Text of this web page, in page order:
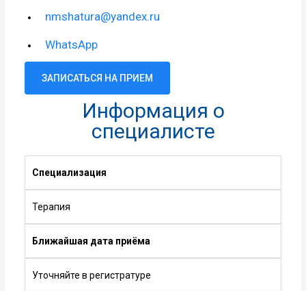
nmshatura@yandex.ru
WhatsApp
ЗАПИСАТЬСЯ НА ПРИЕМ
Информация о
специалисте
Специализация
Терапия
Ближайшая дата приёма
Уточняйте в регистратуре